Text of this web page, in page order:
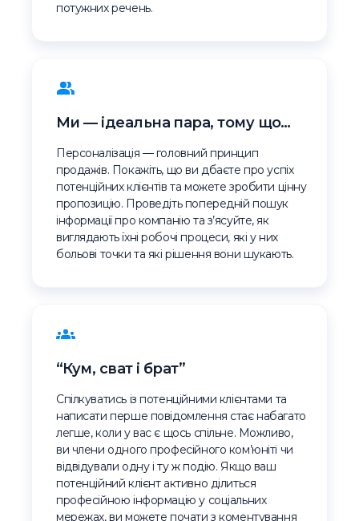
потужних речень.
Ми — ідеальна пара, тому що…
Персоналізація — головний принцип
продажів. Покажіть, що ви дбаєте про успіх
потенційних клієнтів та можете зробити цінну
пропозицію. Проведіть попередній пошук
інформації про компанію та з’ясуйте, як
виглядають їхні робочі процеси, які у них
больові точки та які рішення вони шукають.
“Кум, сват і брат”
Спілкуватись із потенційними клієнтами та
написати перше повідомлення стає набагато
легше, коли у вас є щось спільне. Можливо,
ви члени одного професійного ком’юніті чи
відвідували одну і ту ж подію. Якщо ваш
потенційний клієнт активно ділиться
професійною інформацію у соціальних
мережах, ви можете почати з коментування